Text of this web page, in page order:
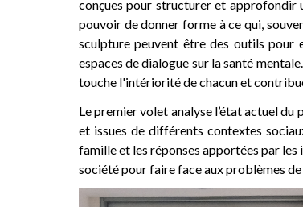
conçues pour structurer et approfondir
pouvoir de donner forme à ce qui,
sculpture peuvent être des outils pour
espaces de dialogue sur la santé
touche l'intériorité de chacun et
Le premier volet analyse l’état actuel
et issues de différents contextes
famille et les réponses apportées par
société pour faire face aux problèmes de